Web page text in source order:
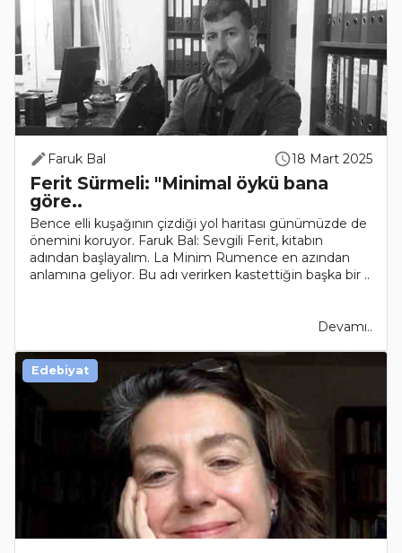
Faruk Bal 18 Mart 2025
Ferit Sürmeli: "Minimal öykü bana
göre..
Bence elli kuşağının çizdiği yol haritası günümüzde de
önemini koruyor. Faruk Bal: Sevgili Ferit, kitabın
adından başlayalım. La Minim Rumence en azından
anlamına geliyor. Bu adı verirken kastettiğin başka bir ..
Devamı..
Edebiyat